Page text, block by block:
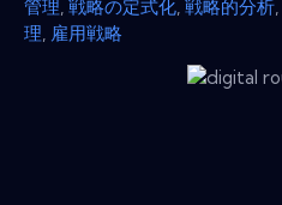
管理 戦略の定式化 戦略的分析
理 雇用戦略